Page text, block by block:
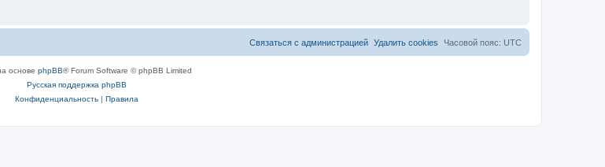
Часовой пояс: UTC
Удалить cookies
Связаться с администрацией
основе phpBB® Forum Software © phpBB Limited
Русская поддержка phpBB
Конфиденциальность| Правила